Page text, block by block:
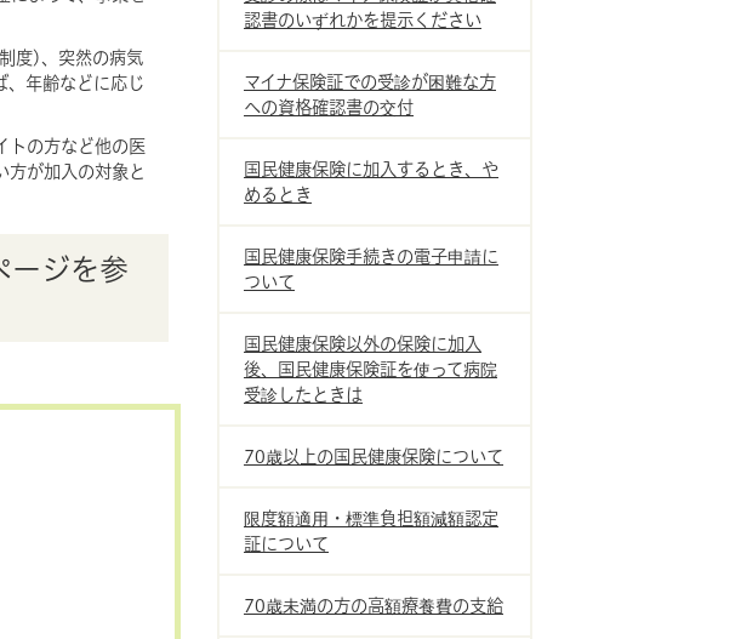
度)、突然の病気
、年齢などに応じ
トの方など他の医
方が加入の対象と
ージを参
認書のいずれかを提示ください
マイナ保険証での受診が困難な方
への資格確認書の交付
国民健康保険に加入するとき、や
めるとき
国民健康保険手続きの電子申請に
ついて
国民健康保険以外の保険に加入
後、国民健康保険証を使って病院
受診したときは
70歳以上の国民健康保険について
限度額適用・標準負担額減額認定
証について
70歳未満の方の高額療養費の支給